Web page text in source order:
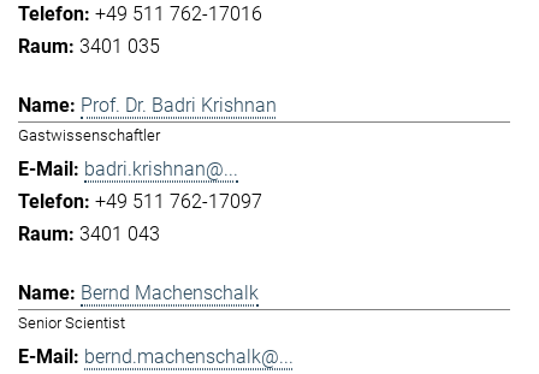
+49 511 762-17016
3401 035
Prof. Dr. Badri Krishnan
Gastwissenschaftler
badri.krishnan@...
+49 511 762-17097
3401 043
Bernd Machenschalk
Senior Scientist
bernd.machenschalk@...